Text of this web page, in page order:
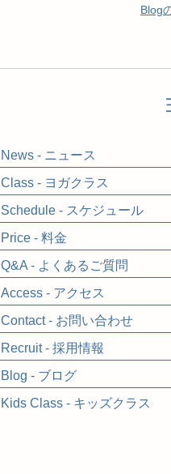
Blog
News - ニュース
Class - ヨガクラス
Schedule - スケジュール
Price - 料金
Q&A - よくあるご質問
Access - アクセス
Contact - お問い合わせ
Recruit - 採用情報
Blog - ブログ
Kids Class - キッズクラス